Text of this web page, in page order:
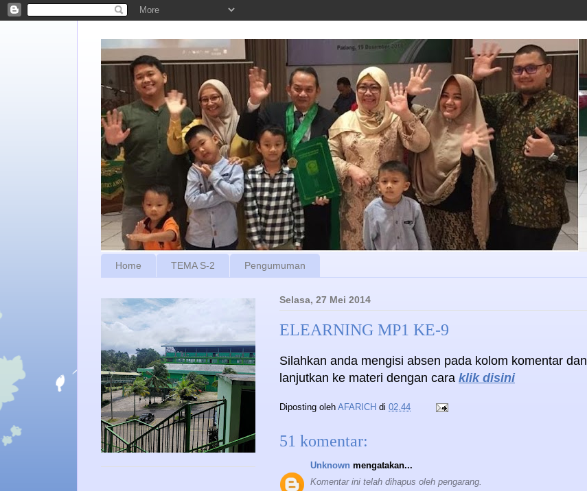
Home TEMA S-2 Pengumuman
Selasa, 27 Mei 2014
ELEARNING MP1 KE-9
Silahkan anda mengisi absen pada kolom komentar dan
lanjutkan ke materi dengan cara klik disini
Diposting oleh AFARICH di 02.44
51 komentar:
Unknown mengatakan...
Komentar ini telah dihapus oleh pengarang.